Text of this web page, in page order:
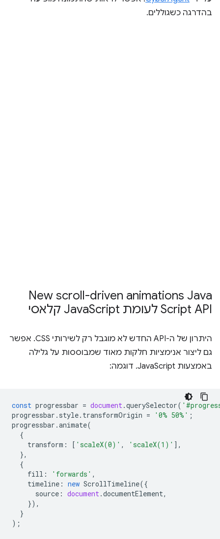
בהדרגה כשגוללים.
‫New scroll-driven animations Java
Script API לעומת Java
Script קלאסי
היתרון של ה-API החדש לא מוגבל רק לשירותי CSS. אפשר
גם ליצור אנימציות חלקות מאוד שמבוססות על גלילה
באמצעות JavaScript. דוגמה:
const progressbar = document.querySelector(
progressbar . style. transformOrigin = '0% 50%' ;
progressbar .animate(
{
transform : [ 'scaleX(0)' , 'scaleX(1)' ],
},
{
fill : 'forwards' ,
timeline : new ScrollTimeline({
source : document.documentElement,
}),
}
);